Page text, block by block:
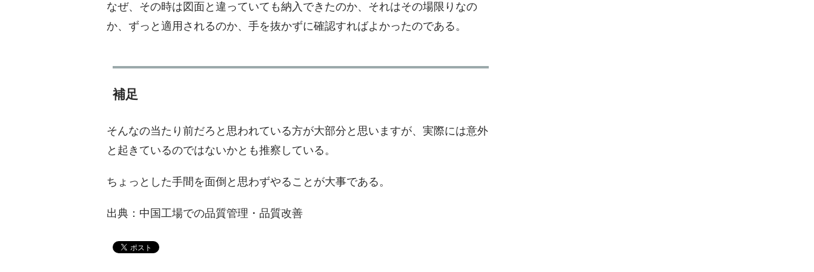
なぜ、その時は図面と違っていても納入できたのか、それはその場限りなの
か、ずっと適用されるのか、手を抜かずに確認すればよかったのである。
補足
そんなの当たり前だろと思われている方が大部分と思いますが、実際には意外
と起きているのではないかとも推察している。
ちょっとした手間を面倒と思わずやることが大事である。
出典：中国工場での品質管理・品質改善